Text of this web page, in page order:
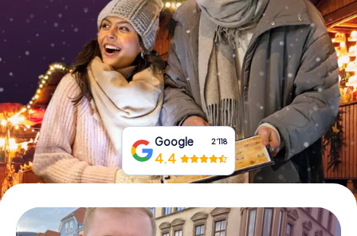
Tickets buchen
Gutscheine bestellen
Google 2‘118
4.4